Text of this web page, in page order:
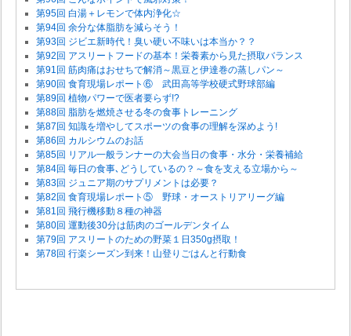
第95回 白湯＋レモンで体内浄化☆
第94回 余分な体脂肪を減らそう！
第93回 ジビエ新時代！臭い硬い不味いは本当か？？
第92回 アスリートフードの基本！栄養素から見た摂取バランス
第91回 筋肉痛はおせちで解消～黒豆と伊達巻の蒸しパン～
第90回 食育現場レポート⑥ 武田高等学校硬式野球部編
第89回 植物パワーで医者要らず!?
第88回 脂肪を燃焼させる冬の食事トレーニング
第87回 知識を増やしてスポーツの食事の理解を深めよう!
第86回 カルシウムのお話
第85回 リアル一般ランナーの大会当日の食事・水分・栄養補給
第84回 毎日の食事､どうしているの？～食を支える立場から～
第83回 ジュニア期のサプリメントは必要？
第82回 食育現場レポート⑤ 野球・オーストリアリーグ編
第81回 飛行機移動８種の神器
第80回 運動後30分は筋肉のゴールデンタイム
第79回 アスリートのための野菜１日350g摂取！
第78回 行楽シーズン到来！山登りごはんと行動食